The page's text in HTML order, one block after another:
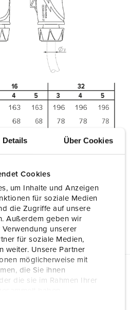
Details Über Cookies
Cookies
um Inhalte und Anzeigen
für soziale Medien
die Zugriffe auf unsere
Außerdem geben wir
Verwendung unserer
für soziale Medien,
weiter. Unsere Partner
möglicherweise mit
die Sie ihnen
die sie im Rahmen Ihrer